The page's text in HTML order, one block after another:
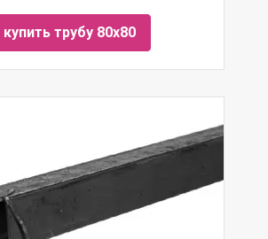
купить трубу 80х80